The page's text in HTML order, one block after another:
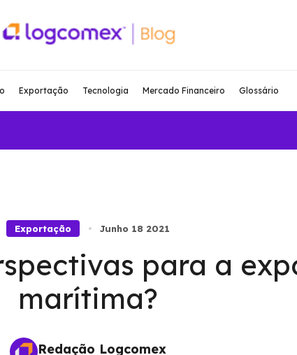
Exportação Tecnologia Mercado Financeiro Glossário
Exportação Junho 18 2021
para a
marítima?
Redação Logcomex